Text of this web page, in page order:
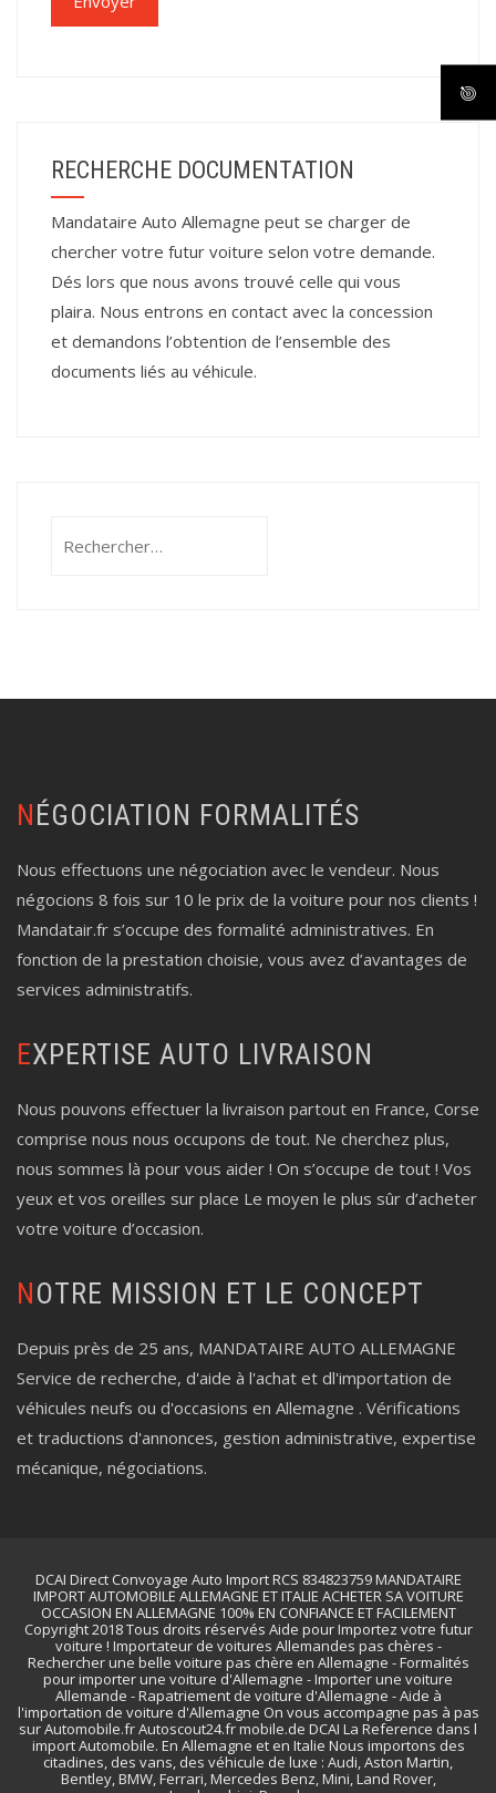
RECHERCHE DOCUMENTATION
Mandataire Auto Allemagne peut se charger de
chercher votre futur voiture selon votre demande.
Dés lors que nous avons trouvé celle qui vous
plaira. Nous entrons en contact avec la concession
et demandons l’obtention de l’ensemble des
documents liés au véhicule.
NÉGOCIATION FORMALITÉS
Nous effectuons une négociation avec le vendeur. Nous
négocions 8 fois sur 10 le prix de la voiture pour nos clients !
Mandatair.fr s’occupe des formalité administratives. En
fonction de la prestation choisie, vous avez d’avantages de
services administratifs.
EXPERTISE AUTO LIVRAISON
Nous pouvons effectuer la livraison partout en France, Corse
comprise nous nous occupons de tout. Ne cherchez plus,
nous sommes là pour vous aider ! On s’occupe de tout ! Vos
yeux et vos oreilles sur place Le moyen le plus sûr d’acheter
votre voiture d’occasion.
NOTRE MISSION ET LE CONCEPT
Depuis près de 25 ans, MANDATAIRE AUTO ALLEMAGNE
Service de recherche, d'aide à l'achat et dl'importation de
véhicules neufs ou d'occasions en Allemagne . Vérifications
et traductions d'annonces, gestion administrative, expertise
mécanique, négociations.
DCAI Direct Convoyage Auto Import RCS 834823759 MANDATAIRE
IMPORT AUTOMOBILE ALLEMAGNE ET ITALIE ACHETER SA VOITURE
OCCASION EN ALLEMAGNE 100% EN CONFIANCE ET FACILEMENT
Copyright 2018 Tous droits réservés Aide pour Importez votre futur
voiture ! Importateur de voitures Allemandes pas chères -
Rechercher une belle voiture pas chère en Allemagne - Formalités
pour importer une voiture d'Allemagne - Importer une voiture
Allemande - Rapatriement de voiture d'Allemagne - Aide à
l'importation de voiture d'Allemagne On vous accompagne pas à pas
sur Automobile.fr Autoscout24.fr mobile.de DCAI La Reference dans l
import Automobile. En Allemagne et en Italie Nous importons des
citadines, des vans, des véhicule de luxe : Audi, Aston Martin,
Bentley, BMW, Ferrari, Mercedes Benz, Mini, Land Rover,